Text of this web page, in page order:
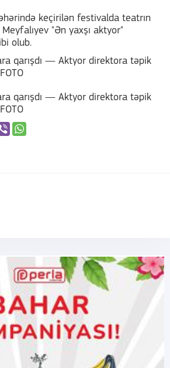
keçirilən festivalda teatrın
"Ən yaxşı aktyor"
olub.